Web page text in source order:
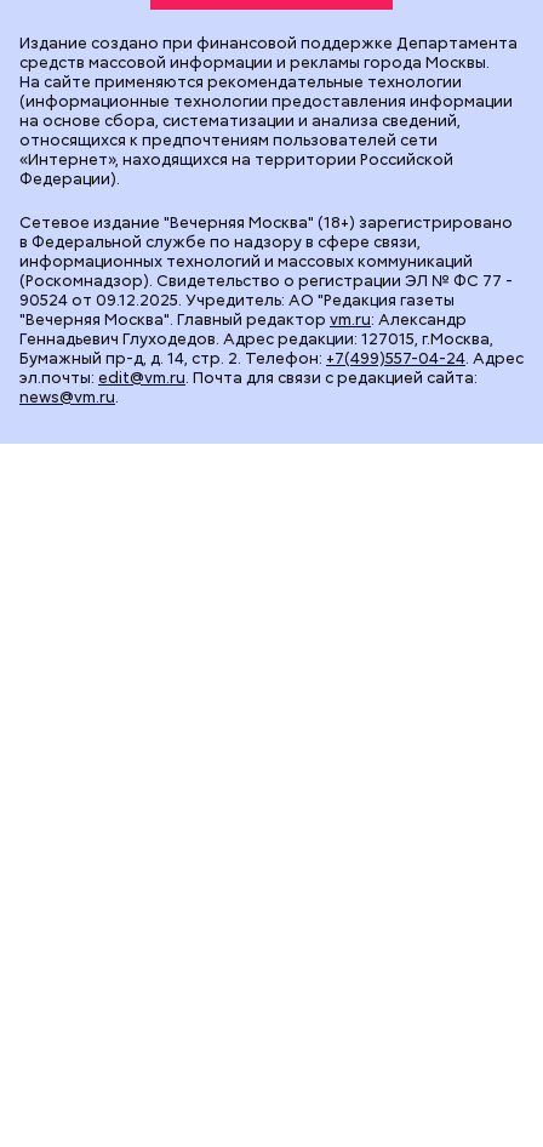
Сетевое издание "Вечерняя Москва" (18+) зарегистрировано
в Федеральной службе по надзору в сфере связи,
информационных технологий и массовых коммуникаций
(Роскомнадзор). Свидетельство о регистрации ЭЛ № ФС 77 -
90524 от 09.12.2025. Учредитель: АО "Редакция газеты
"Вечерняя Москва". Главный редактор vm.ru: Александр
Геннадьевич Глуходедов. Адрес редакции: 127015, г.Москва,
Бумажный пр-д, д. 14, стр. 2. Телефон: +7(499)557-04-24. Адрес
эл.почты: edit@vm.ru. Почта для связи с редакцией сайта:
news@vm.ru.
Издание создано при финансовой поддержке Департамента
средств массовой информации и рекламы города Москвы.
На сайте применяются рекомендательные технологии
(информационные технологии предоставления информации
на основе сбора, систематизации и анализа сведений,
относящихся к предпочтениям пользователей сети
«Интернет», находящихся на территории Российской
Федерации).